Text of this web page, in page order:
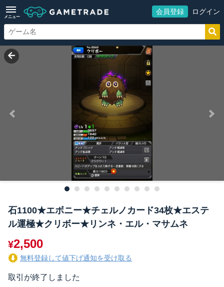
メニュー
会員登録 ログイン
石1100★エボニー★チェルノカード34枚★エステ
ル運極★クリボー★リンネ・エル・マサムネ
¥2,500
無料登録して値下げ通知を受け取る
取引が終了しました